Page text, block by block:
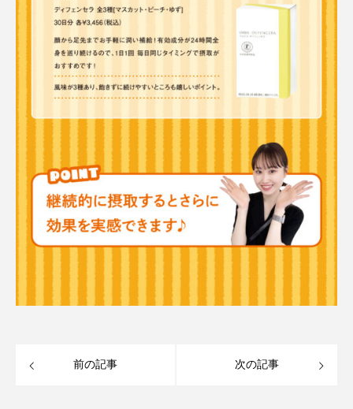
前の記事 次の記事